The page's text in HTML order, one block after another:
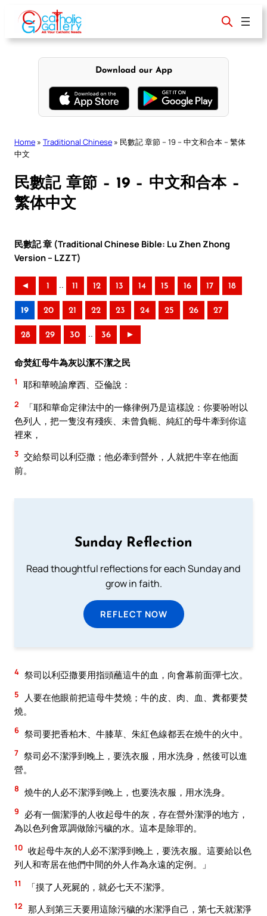
content
Download our App
Home » Traditional Chinese » 民數記 章節 – 19 – 中文和合本 – 繁体
中文
民數記 章節 – 19 – 中文和合本 –
繁体中文
民數記 章 (Traditional Chinese Bible: Lu Zhen Zhong
Version – LZZT)
◄ 1 .. 11 12 13 14 15 16 17 18
19 20 21 22 23 24 25 26 27
28 29 30 .. 36 ►
命焚紅母牛為灰以潔不潔之民
1 耶和華曉諭摩西、亞倫說：
2
「耶和華命定律法中的一條律例乃是這樣說：你要吩咐以
色列人，把一隻沒有殘疾、未曾負軛、純紅的母牛牽到你這
裡來，
3 交給祭司以利亞撒；他必牽到營外，人就把牛宰在他面
前。
Sunday Reflection
Read thoughtful reflections for each Sunday and
grow in faith.
REFLECT NOW
4 祭司以利亞撒要用指頭蘸這牛的血，向會幕前面彈七次。
5
人要在他眼前把這母牛焚燒；牛的皮、肉、血、糞都要焚
燒。
6 祭司要把香柏木、牛膝草、朱紅色線都丟在燒牛的火中。
7 祭司必不潔淨到晚上，要洗衣服，用水洗身，然後可以進
營。
8 燒牛的人必不潔淨到晚上，也要洗衣服，用水洗身。
9
必有一個潔淨的人收起母牛的灰，存在營外潔淨的地方，
為以色列會眾調做除污穢的水。這本是除罪的。
10 收起母牛灰的人必不潔淨到晚上，要洗衣服。這要給以色
列人和寄居在他們中間的外人作為永遠的定例。」
11 「摸了人死屍的，就必七天不潔淨。
12 那人到第三天要用這除污穢的水潔淨自己，第七天就潔淨